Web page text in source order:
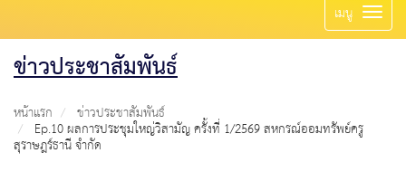
เมนู Toggle
ข่าวประชาสัมพันธ์
หน้าแรก ข่าวประชาสัมพันธ์
Ep.10 ผลการประชุมใหญ่วิสามัญ ครั้งที่ 1/2569 สหกรณ์ออมทรัพย์ครู
สุราษฎร์ธานี จํากัด